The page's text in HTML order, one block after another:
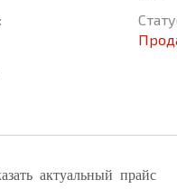
актуальный прайс